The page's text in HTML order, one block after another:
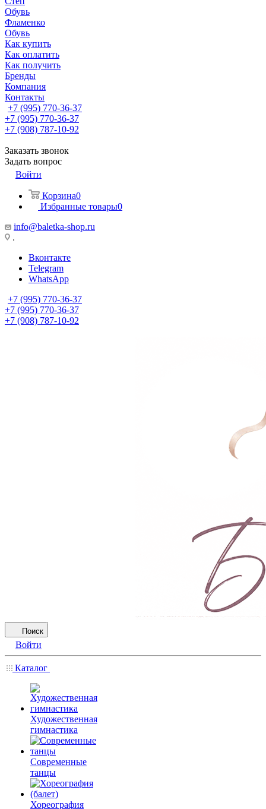
Обувь
Фламенко
Обувь
Как купить
Как оплатить
Как получить
Бренды
Компания
Контакты
+7 (995) 770-36-37
+7 (995) 770-36-37
+7 (908) 787-10-92
Заказать звонок
Задать вопрос
Войти
Корзина0
Избранные товары0
info@baletka-shop.ru
.
Вконтакте
Telegram
WhatsApp
+7 (995) 770-36-37
+7 (995) 770-36-37
+7 (908) 787-10-92
Поиск
Войти
Каталог
Художественная
гимнастика
Современные
танцы
Хореография